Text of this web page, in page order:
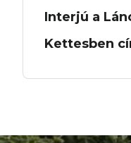
Interjú a
Kettesben